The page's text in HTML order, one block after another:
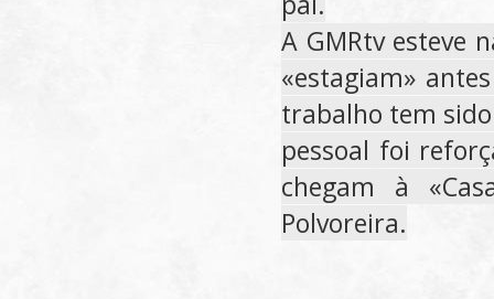
A GMRtv esteve
«estagiam»
trabalho tem
pessoal foi
chegam à
Polvoreira.